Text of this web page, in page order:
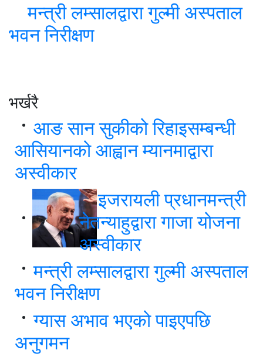
मन्त्री लम्सालद्वारा गुल्मी अस्पताल
भवन निरीक्षण
भर्खरै
आङ सान सुकीको रिहाइसम्बन्धी
आसियानको आह्वान म्यानमाद्वारा
अस्वीकार
इजरायली प्रधानमन्त्री
नेतन्याहुद्वारा गाजा योजना
अस्वीकार
मन्त्री लम्सालद्वारा गुल्मी अस्पताल
भवन निरीक्षण
ग्यास अभाव भएको पाइएपछि
अनुगमन